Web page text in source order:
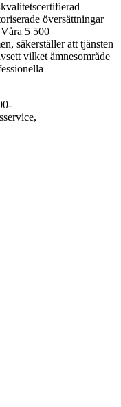
översättningar
5 500
säkerställer att tjänsten
vilket ämnesområde